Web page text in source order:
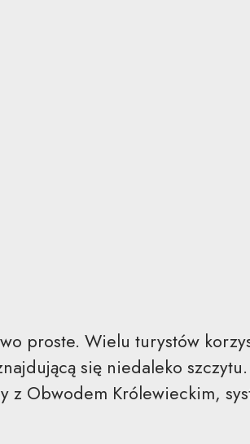
proste. Wielu turystów
się niedaleko
Obwodem Królewieckim,